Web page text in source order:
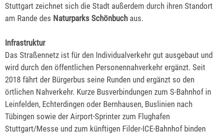
Stuttgart zeichnet sich die Stadt außerdem durch ihren Standort
am Rande des Naturparks Schönbuch aus.
Infrastruktur
Das Straßennetz ist für den Individualverkehr gut ausgebaut und
wird durch den öffentlichen Personennahverkehr ergänzt. Seit
2018 fährt der Bürgerbus seine Runden und ergänzt so den
örtlichen Nahverkehr. Kurze Busverbindungen zum S-Bahnhof in
Leinfelden, Echterdingen oder Bernhausen, Buslinien nach
Tübingen sowie der Airport-Sprinter zum Flughafen
Stuttgart/Messe und zum künftigen Filder-ICE-Bahnhof binden